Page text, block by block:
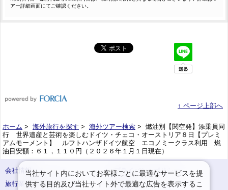
アー詳細画面にてご確認ください。
↑ ページ上部へ
ホーム > 海外旅行を探す > 海外ツアー検索 > 燃油別【関空発】添乗員同
行 世界遺産と芸術を楽しむドイツ・チェコ・オーストリア８日【プレミ
アムモーメント】 ルフトハンザドイツ航空 エコノミークラス利用 燃
油目安額：６１，１１０円（２０２６年１月１日現在）
会社情報
プライバシーポリシー
旅行業登録票・約款
規約集
当社サイト内においてお客様ごとに最適なサービスを提
供する目的及び当社サイト外で最適な広告を表示するこ